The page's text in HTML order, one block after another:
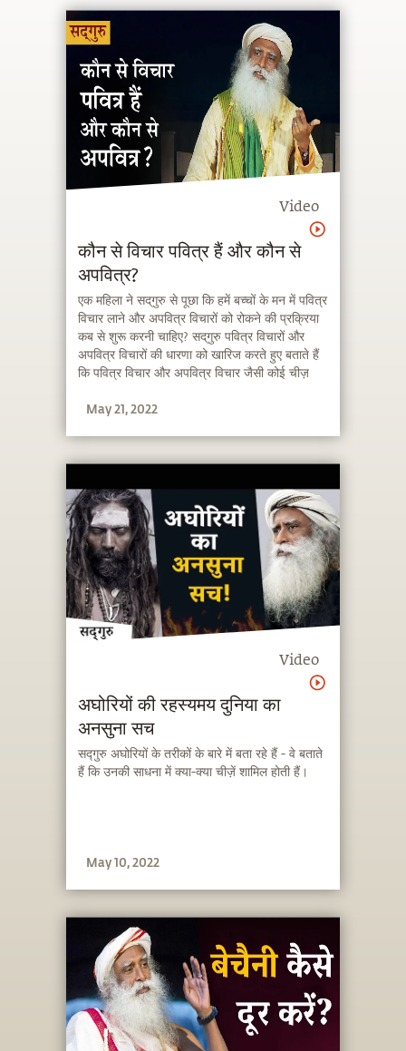
Video
कौन से विचार पवित्र हैं और कौन से
अपवित्र?
एक महिला ने सद्‌गुरु से पूछा कि हमें बच्चों के मन में पवित्र
विचार लाने और अपवित्र विचारों को रोकने की प्रक्रिया
कब से शुरू करनी चाहिए? सद्‌गुरु पवित्र विचारों और
अपवित्र विचारों की धारणा को खारिज करते हुए बताते हैं
कि पवित्र विचार और अपवित्र विचार जैसी कोई चीज़
भेद एक बहुत बड़ी बीमारी है।
May 21, 2022
Video
अघोरियों की रहस्यमय दुनिया का
अनसुना सच
सद्गुरु अघोरियों के तरीकों के बारे में बता रहे हैं - वे बताते
हैं कि उनकी साधना में क्या-क्या चीज़ें शामिल होती हैं।
May 10, 2022